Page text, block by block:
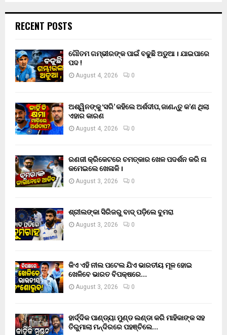
RECENT POSTS
ଗୌତମ ଗମ୍ଭୀରଙ୍କ ପାଇଁ ବଢୁଛି ଅଡୁଆ । ଯାଇପାରେ
ପଦ !
August 4, 2026 0
ଅଶ୍ୱିନଙ୍କୁ ‘ସରି’ କହିଲେ ଅର୍ଶଦୀପ, ଜାଣନ୍ତୁ କ’ଣ ଥିଲା
ଏହାର କାରଣ
August 4, 2026 0
ରଣଜୀ କ୍ରିକେଟରେ ଚମତ୍କାର ଖେଳ ପଦର୍ଶନ କରି ନା
କମେଇଲେ ଖେଳାଳି ।
August 3, 2026 0
ଶ୍ରୀଲଙ୍କା ସିରିଜରୁ ବାଦ୍ ପଡ଼ିଲେ ବୁମରା
August 3, 2026 0
କିଏ ଏହି ନୀଲ ପଟେଲ ଯିଏ ଭାରତୀୟ ମୂଳ ହୋଇ
ଖେଳିବେ ଭାରତ ବିପକ୍ଷରେ…
August 3, 2026 0
ହାର୍ଦ୍ଦିକ ପାଣ୍ଡ୍ୟା ମୁଣ୍ଡ ଲଣ୍ଡା କରି ମାହିକାଙ୍କ ସହ
ତିରୁମାଲା ମନ୍ଦିରରେ ପହଞ୍ଚିଲେ…